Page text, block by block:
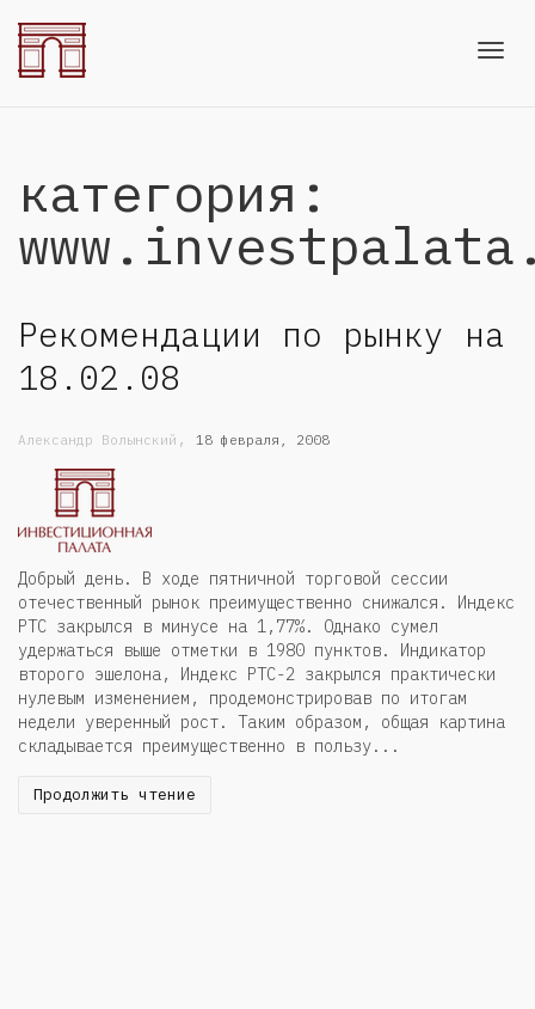
категория:
Рекомендации по рынку на
18.02.08
Александр Волынский , 18 февраля, 2008
Добрый день. В ходе пятничной торговой сессии
отечественный рынок преимущественно снижался. Индекс
РТС закрылся в минусе на 1,77%. Однако сумел
удержаться выше отметки в 1980 пунктов. Индикатор
второго эшелона, Индекс РТС-2 закрылся практически
нулевым изменением, продемонстрировав по итогам
недели уверенный рост. Таким образом, общая картина
складывается преимущественно в пользу...
Продолжить чтение